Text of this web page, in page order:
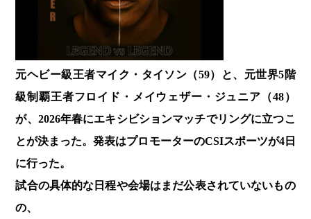
元ヘビー級王者マイク・タイソン（59）と、元世界5階
級制覇王者フロイド・メイウェザー・ジュニア（48）
が、2026年春にエキシビションマッチでリングに立つこ
とが決まった。発表はプロモーターのCSIスポーツが4日
に行った。
試合の具体的な日程や会場はまだ公表されていないもの
の、